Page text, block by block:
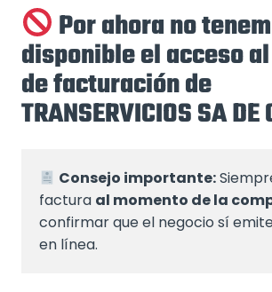
Por ahora no
disponible el acceso
de facturación de
TRANSERVICIOS SA DE
Consejo importante:
factura al momento de la
confirmar que el negocio sí
en línea.